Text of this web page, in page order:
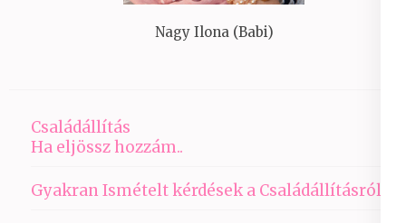
Nagy Ilona (Babi)
Családállítás
Ha eljössz hozzám..
Gyakran Ismételt kérdések a Családállításról